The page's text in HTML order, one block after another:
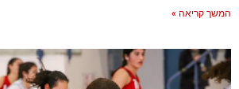
המשך קריאה »